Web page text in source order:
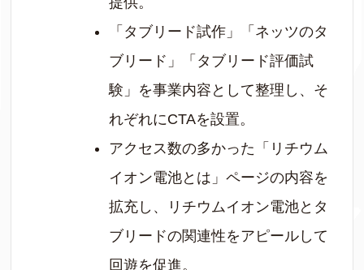
「タブリード試作」「ネッツのタ
ブリード」「タブリード評価試
験」を事業内容として整理し、そ
れぞれにCTAを設置。
アクセス数の多かった「リチウム
イオン電池とは」ページの内容を
拡充し、リチウムイオン電池とタ
ブリードの関連性をアピールして
回遊を促進。